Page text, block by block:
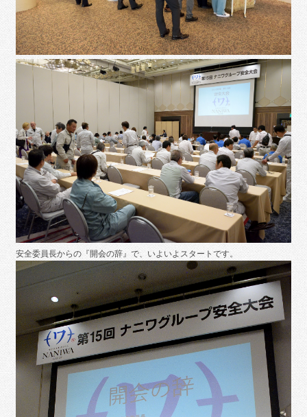
安全委員長からの『開会の辞』で、いよいよスタートです。